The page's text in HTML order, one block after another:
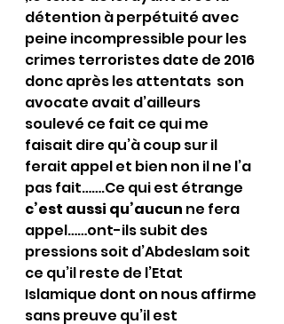
détention à perpétuité avec
peine incompressible pour les
crimes terroristes date de 2016
donc après les attentats  son
avocate avait d’ailleurs
soulevé ce fait ce qui me
faisait dire qu’à coup sur il
ferait appel et bien non il ne l’a
pas fait…….Ce qui est étrange
c’est aussi qu’aucun ne fera
appel……ont-ils subit des
pressions soit d’Abdeslam soit
ce qu’il reste de l’Etat
Islamique dont on nous affirme
sans preuve qu’il est